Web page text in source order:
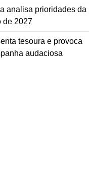
analisa prioridades da
de 2027
tesoura e provoca
audaciosa